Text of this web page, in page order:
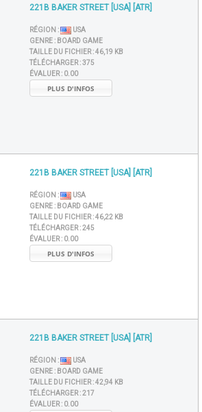
221B BAKER STREET [USA] [ATR]
RÉGION :
USA
GENRE : BOARD GAME
TAILLE DU FICHIER :46,19 KB
TÉLÉCHARGER :375
ÉVALUER : 0.00
PLUS D'INFOS
221B BAKER STREET [USA] [ATR]
RÉGION :
USA
GENRE : BOARD GAME
TAILLE DU FICHIER :46,22 KB
TÉLÉCHARGER :245
ÉVALUER : 0.00
PLUS D'INFOS
221B BAKER STREET [USA] [ATR]
RÉGION :
USA
GENRE : BOARD GAME
TAILLE DU FICHIER :42,94 KB
TÉLÉCHARGER :217
ÉVALUER : 0.00